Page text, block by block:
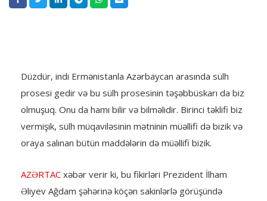
Düzdür, indi Ermənistanla Azərbaycan arasında sülh
prosesi gedir və bu sülh prosesinin təşəbbüskarı da biz
olmuşuq. Onu da hamı bilir və bilməlidir. Birinci təklifi biz
vermişik, sülh müqaviləsinin mətninin müəllifi də bizik və
oraya salınan bütün maddələrin də müəllifi bizik.
AZƏRTAC xəbər verir ki, bu fikirləri Prezident İlham
Əliyev Ağdam şəhərinə köçən sakinlərlə görüşündə